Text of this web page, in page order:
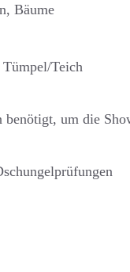
Bäume
Teich
um die